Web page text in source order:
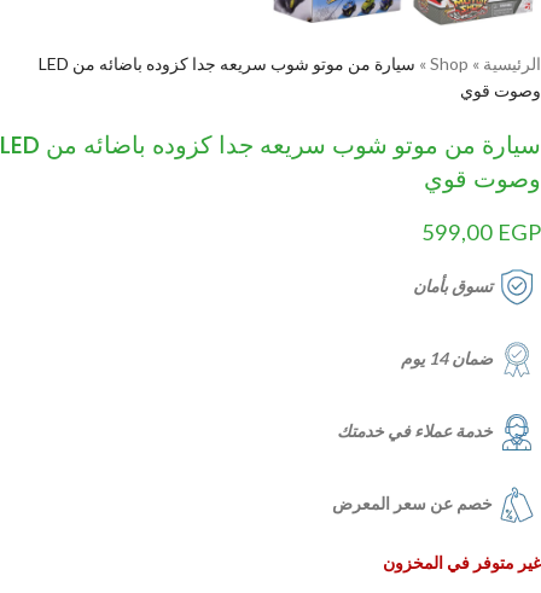
الرئيسية »
Shop
»
سيارة من موتو شوب سريعه جدا كزوده باضائه من LED
وصوت قوي
سيارة من موتو شوب سريعه جدا كزوده باضائه من LED
وصوت قوي
599,00 EGP
تسوق بأمان
ضمان 14 يوم
خدمة عملاء في خدمتك
خصم عن سعر المعرض
غير متوفر في المخزون